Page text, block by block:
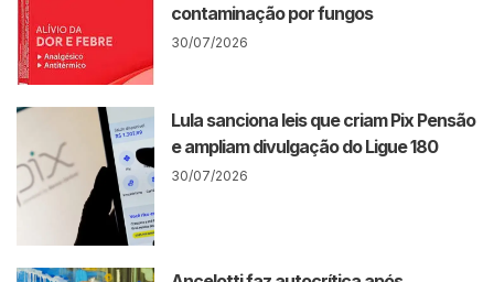
contaminação por fungos
30/07/2026
Lula sanciona leis que criam Pix Pensão
e ampliam divulgação do Ligue 180
30/07/2026